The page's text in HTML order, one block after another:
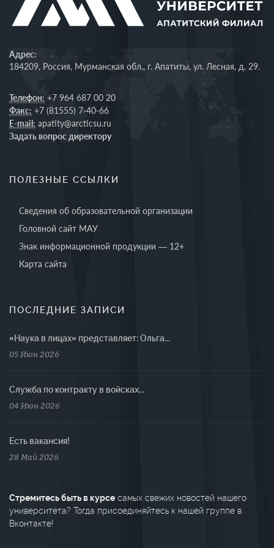
Адрес:
184209, Россия, Мурманская обл., г. Апатиты, ул. Лесная, д. 29.
Телефон: +7 964 687 00 20
Факс: +7 (81555) 7-40-66
E-mail: apatity@arcticsu.ru
Задать вопрос директору
ПОЛЕЗНЫЕ ССЫЛКИ
Сведения об образовательной организации
Головной сайт МАУ
Знак информационной продукции — 12+
Карта сайта
ПОСЛЕДНИЕ ЗАПИСИ
«Наука в лицах» представляет: Ольга...
05 Июн 2026
Cлужба по контракту в войсках...
04 Июн 2026
Есть вакансия!
28 Май 2026
Стремитесь быть в курсе самых свежих новостей нашего
университета? Тогда присоединяйтесь к нашей группе в
Вконтакте!